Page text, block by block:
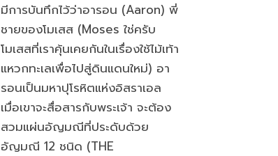
มีการบันทึกไว้ว่าอารอน (Aaron) พี่
ชายของโมเสส (Moses ใช่ครับ
โมเสสที่เราคุ้นเคยกันในเรื่องใช้ไม้เท้า
แหวกทะเลเพื่อไปสู่ดินแดนใหม่) อา
รอนเป็นมหาปุโรหิตแห่งอิสราเอล
เมื่อเขาจะสื่อสารกับพระเจ้า จะต้อง
สวมแผ่นอัญมณีที่ประดับด้วย
อัญมณี 12 ชนิด (THE